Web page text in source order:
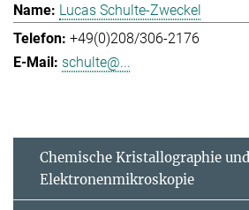
Lucas Schulte-Zweckel
+49(0)208/306-2176
schulte@...
Chemische Kristallographie und
Elektronenmikroskopie